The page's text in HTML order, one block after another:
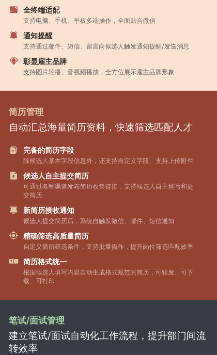
全终端适配
支持电脑、手机、平板多端操作，全面贴合微信
通知提醒
支持通过邮件、短信、留言向候选人触发通知提醒/发送消息
彰显雇主品牌
支持图片轮播、音视频播放，全方位展示雇主品牌形象
简历管理
自动汇总海量简历资料，快速筛选匹配人才
完备的简历字段
除候选人基本字段信息外，还支持自定义字段、支持上传附件
候选人自主提交简历
可通过各种渠道发布简历收集链接，支持候选人自主填写和提
交简历
新简历接收通知
候选人提交简历后，系统自触发微信、邮件、短信通知
精确筛选高质量简历
自定义简历筛选条件，支持批量操作，提升岗位筛选匹配效率
简历格式统一
根据候选人填写内容自动生成格式规范的简历，可转发、可下
载、可打印
笔试/面试管理
建立笔试/面试自动化工作流程，提升部门间流
转效率